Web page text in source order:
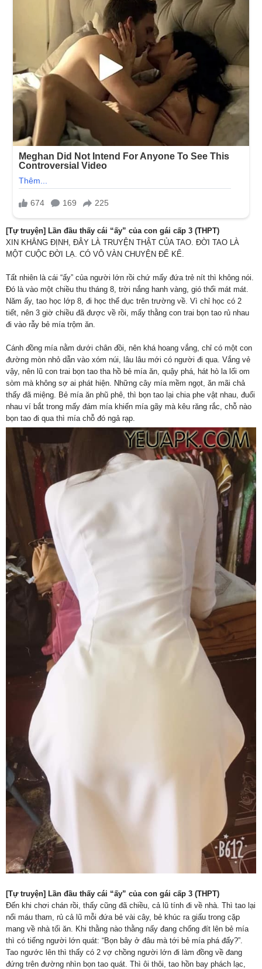
[Tự truyện] Lần đầu thấy cái “ấy” của con gái cấp 3 (THPT)
XIN KHẲNG ĐỊNH, ĐÂY LÀ TRUYỆN THẬT CỦA TAO. ĐỜI TAO LÀ
MỘT CUỘC ĐỜI LẠ. CÓ VÔ VÀN CHUYỆN ĐỂ KỂ.
Tất nhiên là cái “ấy” của người lớn rồi chứ mấy đứa trẻ nít thì không nói.
Đó là vào một chiều thu tháng 8, trời nắng hanh vàng, gió thổi mát mát.
Năm ấy, tao học lớp 8, đi học thể dục trên trường về. Vì chỉ học có 2
tiết, nên 3 giờ chiều đã được về rồi, mấy thằng con trai bọn tao rủ nhau
đi vào rẫy bẻ mía trộm ăn.
Cánh đồng mía nằm dưới chân đồi, nên khá hoang vắng, chỉ có một con
đường mòn nhỏ dẫn vào xóm núi, lâu lâu mới có người đi qua. Vắng vẻ
vậy, nên lũ con trai bọn tao tha hồ bẻ mía ăn, quậy phá, hát hò la lối om
sòm mà không sợ ai phát hiện. Những cây mía mềm ngọt, ăn mãi chả
thấy đã miệng. Bẻ mía ăn phũ phê, thì bọn tao lại chia phe vật nhau, đuổi
nhau ví bắt trong mấy đám mía khiến mía gãy mà kêu răng rắc, chỗ nào
bọn tao đi qua thì mía chỗ đó ngả rạp.
[Tự truyện] Lần đầu thấy cái “ấy” của con gái cấp 3 (THPT)
Đến khi chơi chán rồi, thấy cũng đã chiều, cả lũ tính đi về nhà. Thì tao lại
nổi máu tham, rủ cả lũ mỗi đứa bẻ vài cây, bẻ khúc ra giấu trong cặp
mang về nhà tối ăn. Khi thằng nào thằng nấy đang chổng đít lên bẻ mía
thì có tiếng người lớn quát: “Bọn bây ở đâu mà tới bẻ mía phá đấy?”.
Tao ngước lên thì thấy có 2 vợ chồng người lớn đi làm đồng về đang
đứng trên đường nhìn bọn tao quát. Thì ôi thôi, tao hồn bay phách lạc,